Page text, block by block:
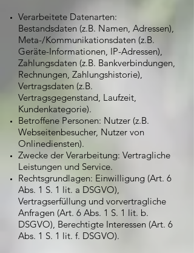
Verarbeitete Datenarten:
Bestandsdaten (z.B. Namen, Adressen),
Meta-/Kommunikationsdaten (z.B.
Geräte-Informationen, IP-Adressen),
Zahlungsdaten (z.B. Bankverbindungen,
Rechnungen, Zahlungshistorie),
Vertragsdaten (z.B.
Vertragsgegenstand, Laufzeit,
Kundenkategorie).
Betroffene Personen: Nutzer (z.B.
Webseitenbesucher, Nutzer von
Onlinediensten).
Zwecke der Verarbeitung: Vertragliche
Leistungen und Service.
Rechtsgrundlagen: Einwilligung (Art. 6
Abs. 1 S. 1 lit. a DSGVO),
Vertragserfüllung und vorvertragliche
Anfragen (Art. 6 Abs. 1 S. 1 lit. b.
DSGVO), Berechtigte Interessen (Art. 6
Abs. 1 S. 1 lit. f. DSGVO).